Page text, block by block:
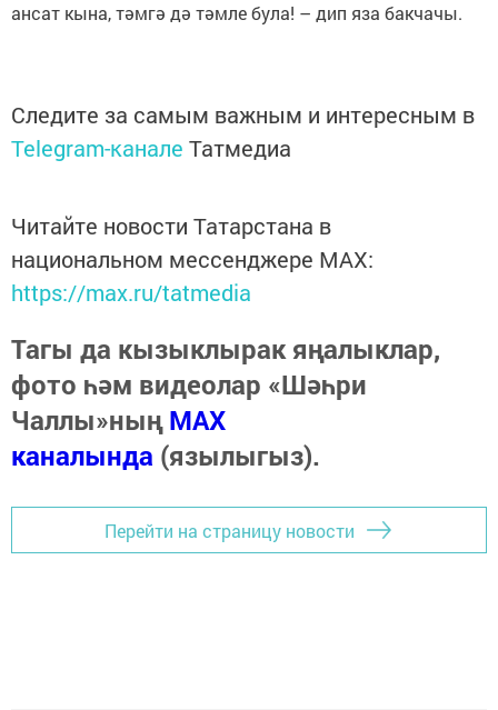
ансат кына, тәмгә дә тәмле була! – дип яза бакчачы.
Следите за самым важным и интересным в
Telegram-канале Татмедиа
Читайте новости Татарстана в
национальном мессенджере MАХ:
https://max.ru/tatmedia
Тагы да кызыклырак яңалыклар,
фото һәм видеолар «Шәһри
Чаллы»ныңMAX
каналында (язылыгыз).
Перейти на страницу новости